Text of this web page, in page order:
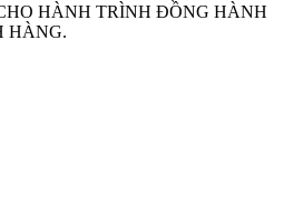
HÀNH TRÌNH ĐỒNG HÀNH
HÀNG.